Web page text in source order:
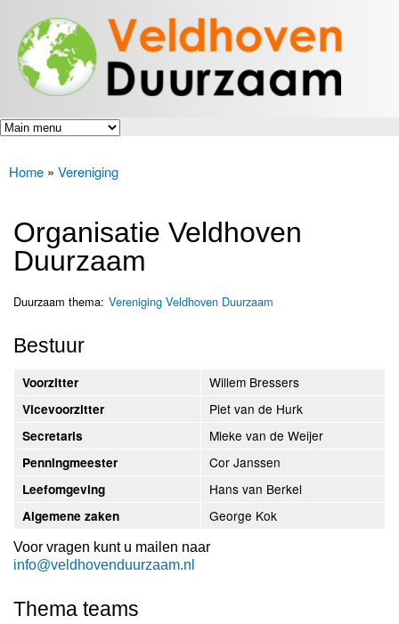
en naar
de inhoud
gaan
Veldhoven
Duurzaam
Energiek
naar de
toekomst
U bent hier
Home » Vereniging
Organisatie Veldhoven
Duurzaam
Duurzaam thema: Vereniging Veldhoven Duurzaam
Bestuur
Voorzitter Willem Bressers
Vicevoorzitter Piet van de Hurk
Secretaris Mieke van de Weijer
Penningmeester Cor Janssen
Leefomgeving Hans van Berkel
Algemene zaken George Kok
Voor vragen kunt u mailen naar
info@veldhovenduurzaam.nl
Thema teams